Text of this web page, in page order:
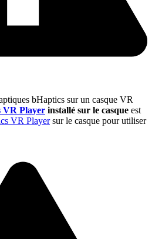
bHaptics sur un casque VR
VR Player installé sur le casque est
VR Playersur le casque pour utiliser